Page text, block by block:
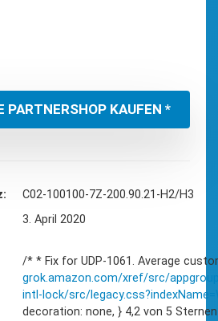
PARTNERSHOP KAUFEN *
C02-100100-7Z-200.90.21-H2/H3
3. April 2020
/* * Fix for UDP-1061. Average
grok.amazon.com/xref/src/
intl-lock/src/
decoration: none, } 4,2 von 5